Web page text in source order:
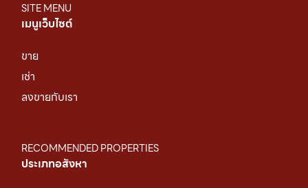
SITE MENU
เมนูเว็บไซต์
ขาย
เช่า
ลงขายกับเรา
RECOMMENDED PROPERTIES
ประเภทอสังหา